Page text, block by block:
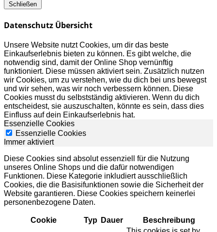
Schließen
Datenschutz Übersicht
Unsere Website nutzt Cookies, um dir das beste
Einkaufserlebnis bieten zu können. Es gibt welche, die
notwendig sind, damit der Online Shop vernünftig
funktioniert. Diese müssen aktiviert sein. Zusätzlich nutzen
wir Cookies, um zu verstehen, wie du dich bei uns bewegst
und wir sehen, was wir noch verbessern können. Diese
Cookies musst du selbstständig aktivieren. Wenn du dich
entscheidest, sie auszuschalten, könnte es sein, dass dies
Einfluss auf dein Einkaufserlebnis hat.
Essenzielle Cookies
Essenzielle Cookies
Immer aktiviert
Diese Cookies sind absolut essenziell für die Nutzung
unseres Online Shops und die dafür notwendigen
Funktionen. Diese Kategorie inkludiert ausschließlich
Cookies, die die Basisifunktionen sowie die Sicherheit der
Website garantieren. Diese Cookies speichern keinerlei
personenbezogene Daten.
Cookie Typ Dauer
Beschreibung